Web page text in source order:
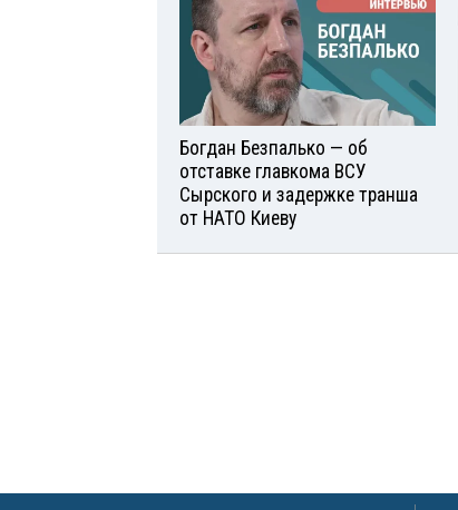
Богдан Безпалько — об
отставке главкома ВСУ
Сырского и задержке транша
от НАТО Киеву